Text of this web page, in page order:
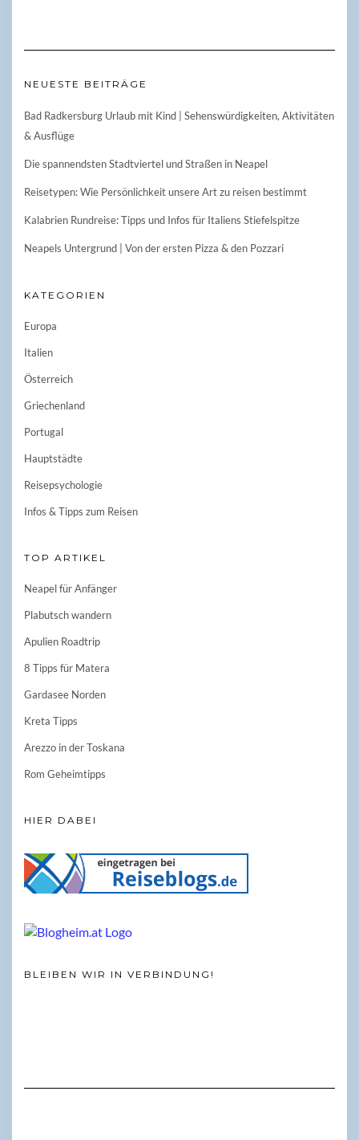
NEUESTE BEITRÄGE
Bad Radkersburg Urlaub mit Kind | Sehenswürdigkeiten, Aktivitäten
& Ausflüge
Die spannendsten Stadtviertel und Straßen in Neapel
Reisetypen: Wie Persönlichkeit unsere Art zu reisen bestimmt
Kalabrien Rundreise: Tipps und Infos für Italiens Stiefelspitze
Neapels Untergrund | Von der ersten Pizza & den Pozzari
KATEGORIEN
Europa
Italien
Österreich
Griechenland
Portugal
Hauptstädte
Reisepsychologie
Infos & Tipps zum Reisen
TOP ARTIKEL
Neapel für Anfänger
Plabutsch wandern
Apulien Roadtrip
8 Tipps für Matera
Gardasee Norden
Kreta Tipps
Arezzo in der Toskana
Rom Geheimtipps
HIER DABEI
BLEIBEN WIR IN VERBINDUNG!